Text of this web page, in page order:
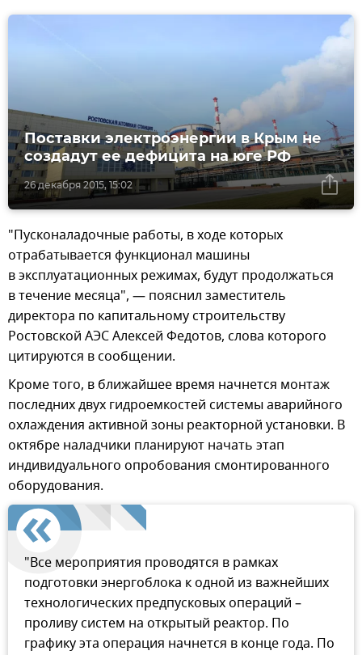
26 декабря 2015, 15:02
Поставки электроэнергии в Крым не
создадут ее дефицита на юге РФ
"Пусконаладочные работы, в ходе которых
отрабатывается функционал машины
в эксплуатационных режимах, будут продолжаться
в течение месяца", — пояснил заместитель
директора по капитальному строительству
Ростовской АЭС Алексей Федотов, слова которого
цитируются в сообщении.
Кроме того, в ближайшее время начнется монтаж
последних двух гидроемкостей системы аварийного
охлаждения активной зоны реакторной установки. В
октябре наладчики планируют начать этап
индивидуального опробования смонтированного
оборудования.
"Все мероприятия проводятся в рамках
подготовки энергоблока к одной из важнейших
технологических предпусковых операций –
проливу систем на открытый реактор. По
графику эта операция начнется в конце года. По